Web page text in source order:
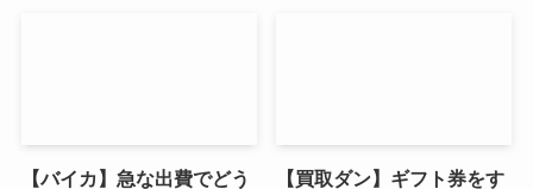
【バイカ】急な出費でどう 【買取ダン】ギフト券をす